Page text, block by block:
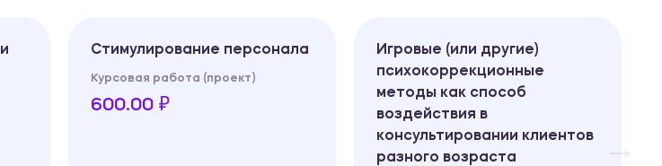
Стимулирование персонала
Курсовая работа (проект)
600.00 ₽
Игровые (или другие)
психокоррекционные
методы как способ
воздействия в
консультировании клиентов
разного возраста